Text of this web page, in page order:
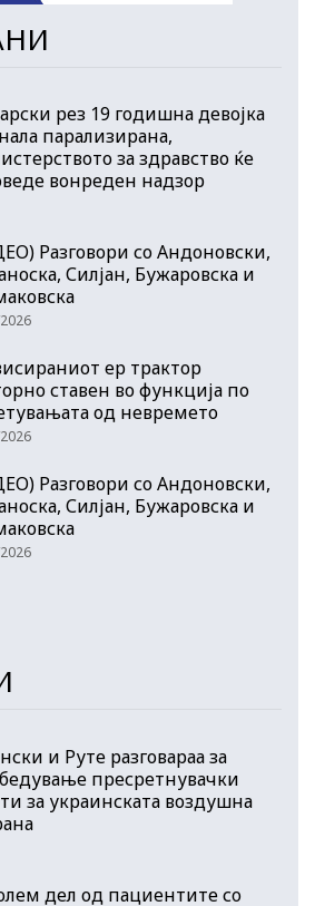
рез 19 годишна девојка
парализирана,
за здравство ќе
вонреден надзор
Разговори со Андоновски,
Силјан, Бужаровска и
ер трактор
ставен во функција по
од невремето
Разговори со Андоновски,
Силјан, Бужаровска и
и Руте разговараа за
пресретнувачки
за украинската воздушна
дел од пациентите сo